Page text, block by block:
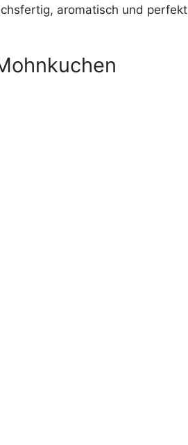
aromatisch und perfekt